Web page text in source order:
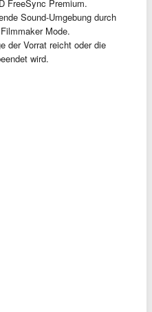
FreeSync Premium.
Sound-Umgebung durch
Mode.
der Vorrat reicht oder die
wird.